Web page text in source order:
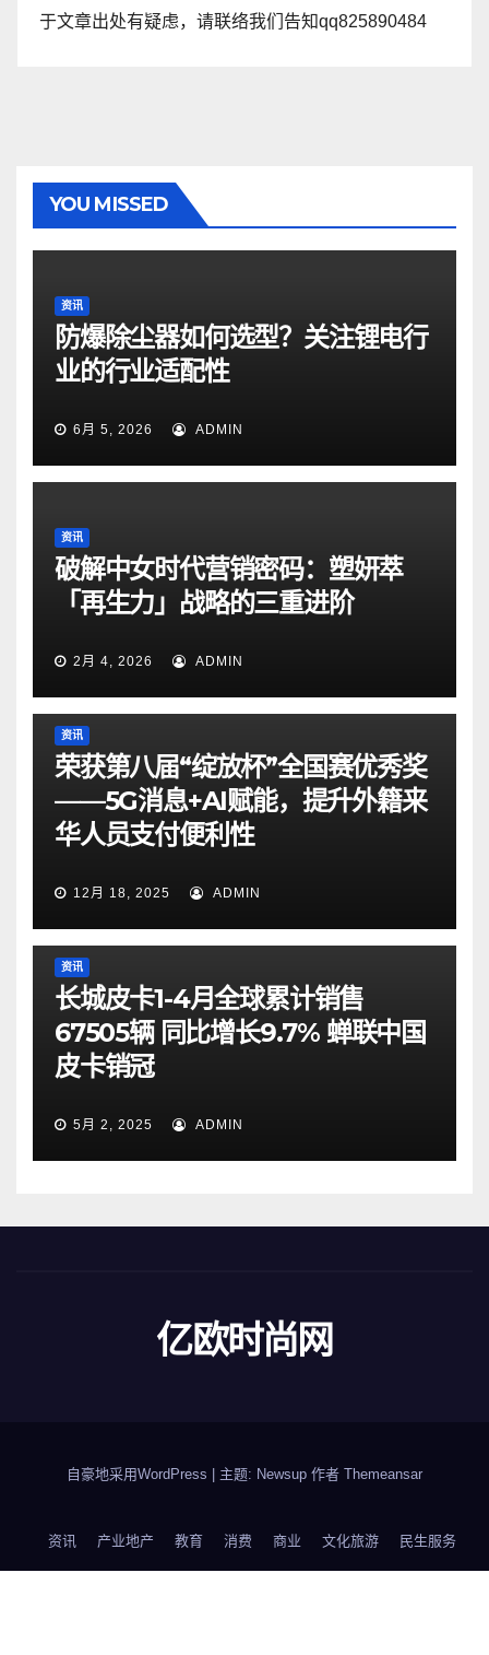
于文章出处有疑虑，请联络我们告知qq825890484
YOU MISSED
资讯
防爆除尘器如何选型？关注锂电行
业的行业适配性
6月 5, 2026 ADMIN
资讯
破解中女时代营销密码：塑妍萃
「再生力」战略的三重进阶
2月 4, 2026 ADMIN
资讯
荣获第八届“绽放杯”全国赛优秀奖
——5G消息+AI赋能，提升外籍来
华人员支付便利性
12月 18, 2025 ADMIN
资讯
长城皮卡1-4月全球累计销售
67505辆 同比增长9.7% 蝉联中国
皮卡销冠
5月 2, 2025 ADMIN
亿欧时尚网
自豪地采用WordPress 主题: Newsup 作者 Themeansar
资讯 产业地产 教育 消费 商业 文化旅游 民生服务